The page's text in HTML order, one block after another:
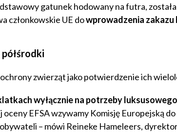
gatunek hodowany na futra,
członkowskie UE dowprowadzenia
zwierząt jako potwierdzenie ich
wyłącznie na potrzeby
EFSA wzywamy Komisję Europejską
– mówi Reineke Hameleers,